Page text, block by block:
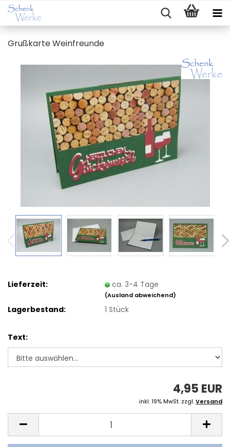
Gruß­kar­te Wein­freun­de
Lieferzeit: ca. 3-4 Tage
(Ausland abweichend)
Lagerbestand: 1Stück
Text:
4,95 EUR
inkl. 19% MwSt. zzgl.Versand